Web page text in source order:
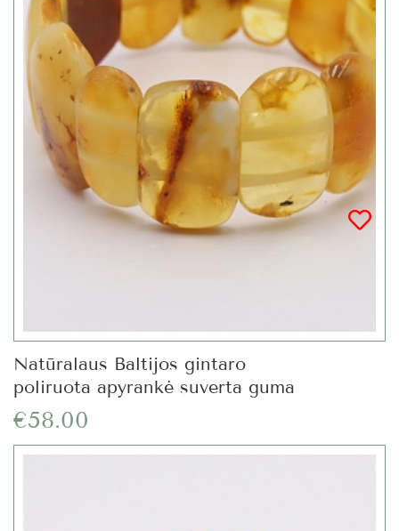
Natūralaus Baltijos gintaro
poliruota apyrankė suverta guma
€58.00